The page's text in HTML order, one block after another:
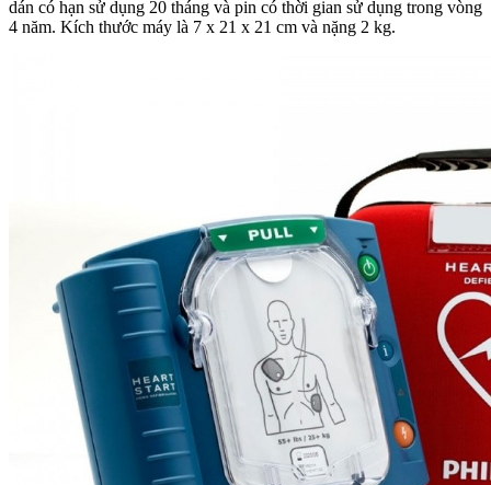
dán có hạn sử dụng 20 tháng và pin có thời gian sử dụng trong vòng
4 năm. Kích thước máy là 7 x 21 x 21 cm và nặng 2 kg.